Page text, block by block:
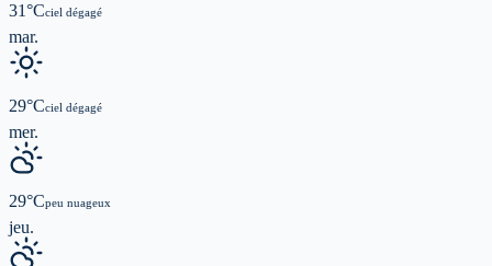
31°Cciel dégagé
mar.
29°Cciel dégagé
mer.
29°Cpeu nuageux
jeu.